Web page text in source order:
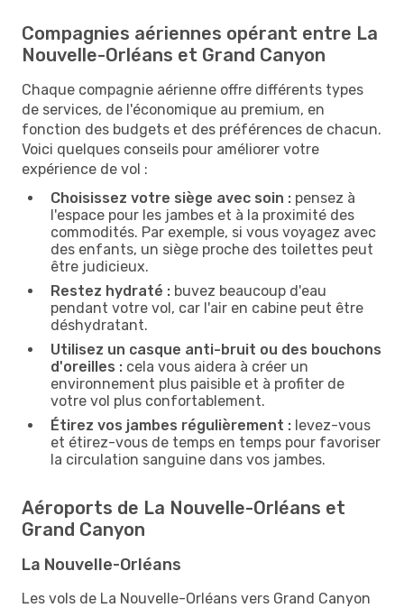
Compagnies aériennes opérant entre La
Nouvelle-Orléans et Grand Canyon
Chaque compagnie aérienne offre différents types
de services, de l'économique au premium, en
fonction des budgets et des préférences de chacun.
Voici quelques conseils pour améliorer votre
expérience de vol :
Choisissez votre siège avec soin : pensez à
l'espace pour les jambes et à la proximité des
commodités. Par exemple, si vous voyagez avec
des enfants, un siège proche des toilettes peut
être judicieux.
Restez hydraté : buvez beaucoup d'eau
pendant votre vol, car l'air en cabine peut être
déshydratant.
Utilisez un casque anti-bruit ou des bouchons
d'oreilles : cela vous aidera à créer un
environnement plus paisible et à profiter de
votre vol plus confortablement.
Étirez vos jambes régulièrement : levez-vous
et étirez-vous de temps en temps pour favoriser
la circulation sanguine dans vos jambes.
Aéroports de La Nouvelle-Orléans et
Grand Canyon
La Nouvelle-Orléans
Les vols de La Nouvelle-Orléans vers Grand Canyon